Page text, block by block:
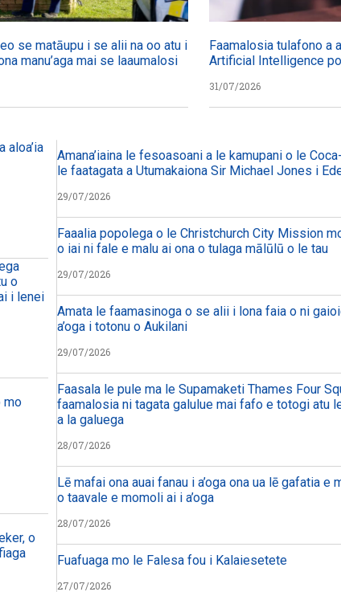
se matāupu i se alii na oo atu i
manu’aga mai se laaumalosi
Faamalosia tulafono a
Artificial Intelligence
31/07/2026
aloa’ia
o
i lenei
mo
o
Amana’iaina le fesoasoani a le kamupani o le
le faatagata a Utumakaiona Sir Michael Jones i
29/07/2026
Faaalia popolega o le Christchurch City Mission
o iai ni fale e malu ai ona o tulaga mālūlū o le tau
29/07/2026
Amata le faamasinoga o se alii i lona faia o ni
a’oga i totonu o Aukilani
29/07/2026
Faasala le pule ma le Supamaketi Thames Four
faamalosia ni tagata galulue mai fafo e totogi atu
a la galuega
28/07/2026
Lē mafai ona auai fanau i a’oga ona ua lē gafatia
o taavale e momoli ai i a’oga
28/07/2026
Fuafuaga mo le Falesa fou i Kalaiesetete
27/07/2026